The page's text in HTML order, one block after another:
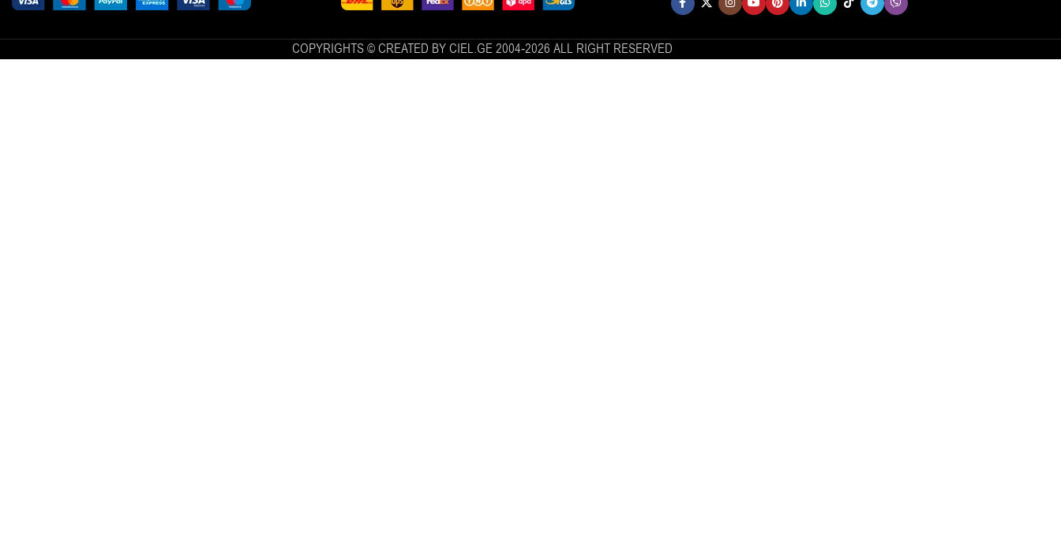
COPYRIGHTS © CREATED BY CIEL.GE 2004-2026 ALL RIGHT RESERVED